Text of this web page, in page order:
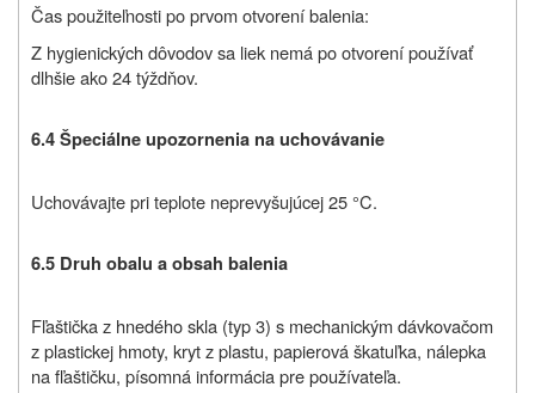
Čas použiteľnosti po prvom otvorení balenia:
Z hygienických dôvodov sa liek nemá po otvorení používať
dlhšie ako 24 týždňov.
6.4 Špeciálne upozornenia na uchovávanie
Uchovávajte pri teplote neprevyšujúcej 25 °C.
6.5 Druh obalu a obsah balenia
Fľaštička z hnedého skla (typ 3) s mechanickým dávkovačom
z plastickej hmoty, kryt z plastu, papierová škatuľka, nálepka
na fľaštičku, písomná informácia pre používateľa.